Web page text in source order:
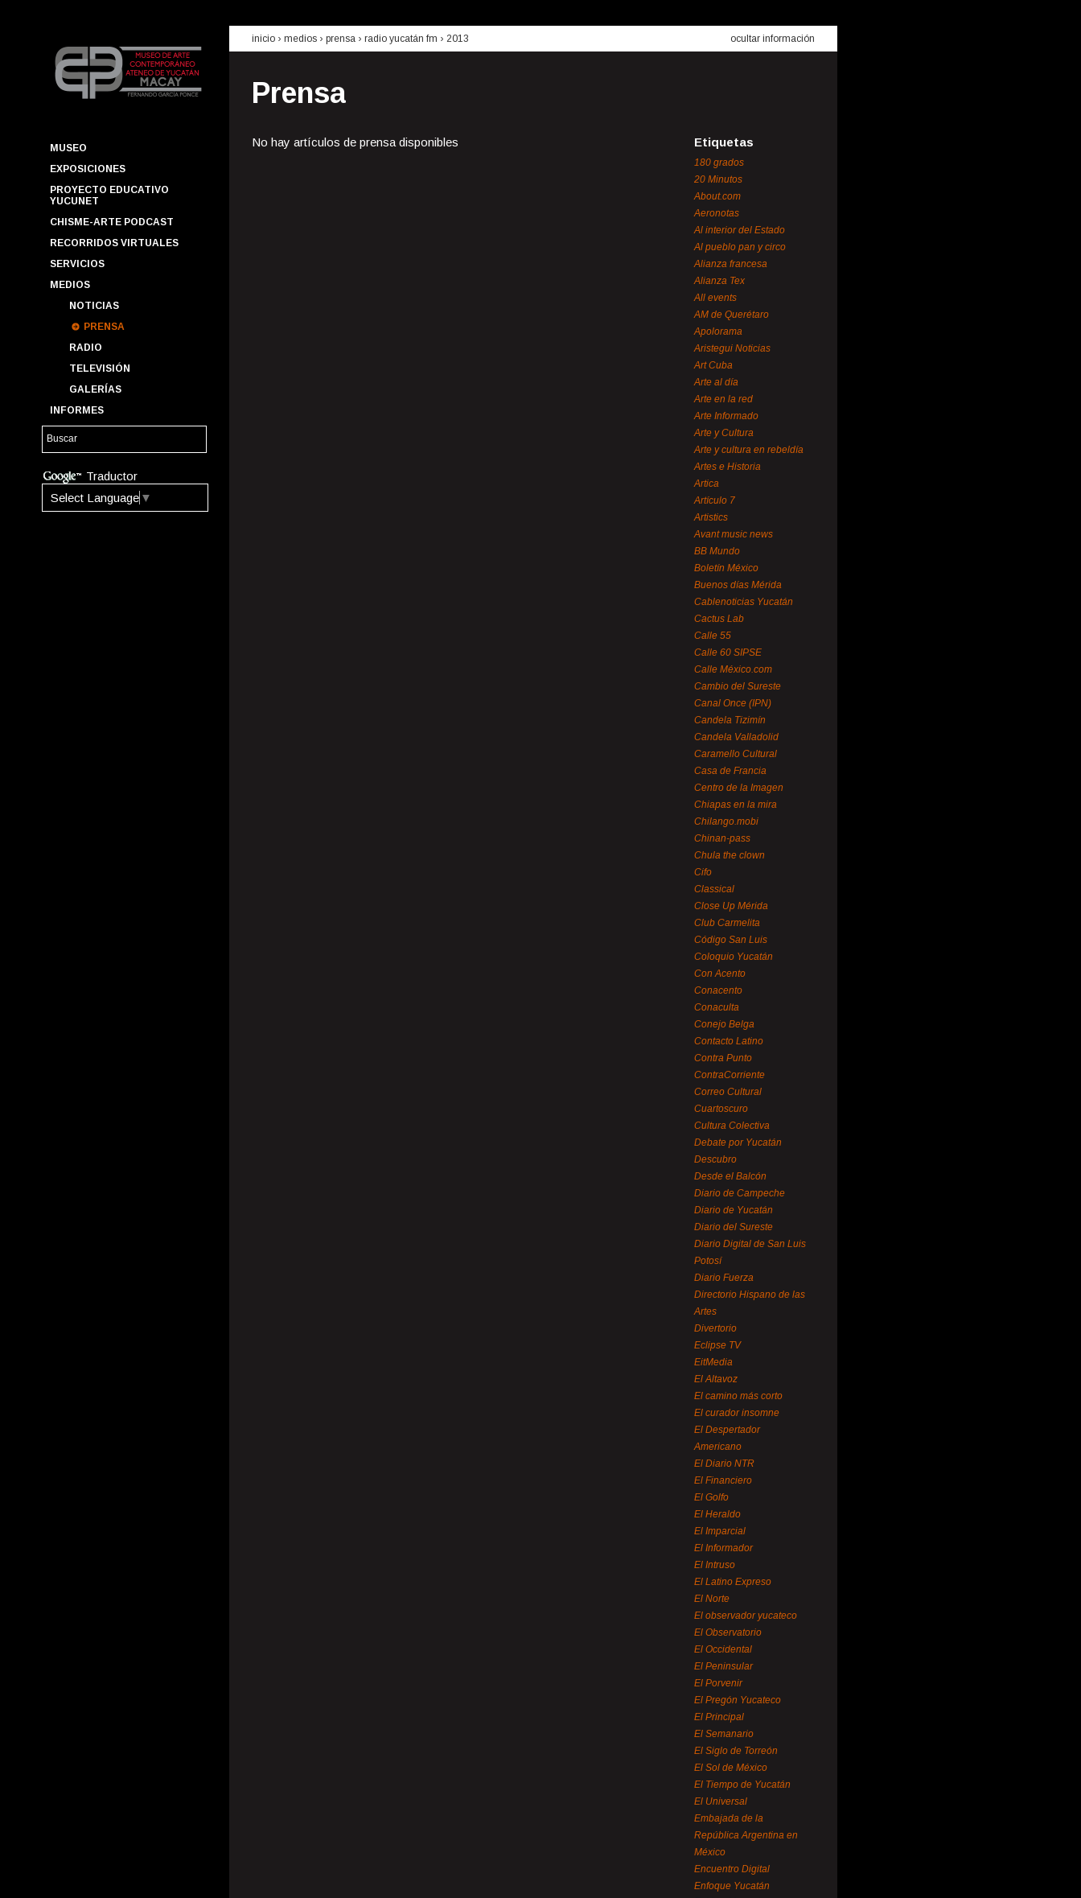
MUSEO
EXPOSICIONES
PROYECTO EDUCATIVO
YUCUNET
CHISME-ARTE PODCAST
RECORRIDOS VIRTUALES
SERVICIOS
MEDIOS
NOTICIAS
PRENSA
RADIO
TELEVISIÓN
GALERÍAS
INFORMES
Traductor
Select Language ▼
inicio › medios › prensa › radio yucatán fm › 2013 ocultar información
Prensa
No hay artículos de prensa disponibles Etiquetas
180 grados
20 Minutos
About.com
Aeronotas
Al interior del Estado
Al pueblo pan y circo
Alianza francesa
Alianza Tex
All events
AM de Querétaro
Apolorama
Aristegui Noticias
Art Cuba
Arte al día
Arte en la red
Arte Informado
Arte y Cultura
Arte y cultura en rebeldía
Artes e Historia
Artica
Artículo 7
Artistics
Avant music news
BB Mundo
Boletín México
Buenos días Mérida
Cablenoticias Yucatán
Cactus Lab
Calle 55
Calle 60 SIPSE
Calle México.com
Cambio del Sureste
Canal Once (IPN)
Candela Tizimín
Candela Valladolid
Caramello Cultural
Casa de Francia
Centro de la Imagen
Chiapas en la mira
Chilango.mobi
Chinan-pass
Chula the clown
Cifo
Classical
Close Up Mérida
Club Carmelita
Código San Luis
Coloquio Yucatán
Con Acento
Conacento
Conaculta
Conejo Belga
Contacto Latino
Contra Punto
ContraCorriente
Correo Cultural
Cuartoscuro
Cultura Colectiva
Debate por Yucatán
Descubro
Desde el Balcón
Diario de Campeche
Diario de Yucatán
Diario del Sureste
Diario Digital de San Luis
Potosí
Diario Fuerza
Directorio Hispano de las
Artes
Divertorio
Eclipse TV
EitMedia
El Altavoz
El camino más corto
El curador insomne
El Despertador
Americano
El Diario NTR
El Financiero
El Golfo
El Heraldo
El Imparcial
El Informador
El Intruso
El Latino Expreso
El Norte
El observador yucateco
El Observatorio
El Occidental
El Peninsular
El Porvenir
El Pregón Yucateco
El Principal
El Semanario
El Siglo de Torreón
El Sol de México
El Tiempo de Yucatán
El Universal
Embajada de la
República Argentina en
México
Encuentro Digital
Enfoque Yucatán